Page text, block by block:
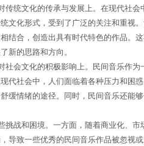
传统文化的传承与发展上。在现代社会
文化形式，受到了广泛的关注和重视
结合，创造出具有时代特色的作品。
新的思路和方向。
社会文化的积极影响上。民间音乐作为
代社会中，人们面临着各种压力和困
缓情绪的途径。同时，民间音乐还能
挑战和困境。一方面，随着商业化、市
导致一些优秀的民间音乐作品被忽视